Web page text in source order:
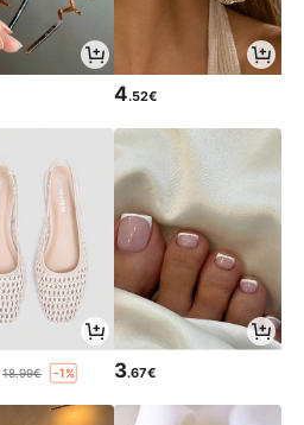
4.52€
18.99€ -1% 3.67€